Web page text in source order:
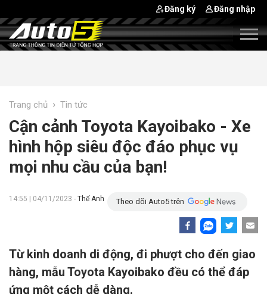
Đăng ký Đăng nhập
Trang chủ › Tin tức
Cận cảnh Toyota Kayoibako - Xe
hình hộp siêu độc đáo phục vụ
mọi nhu cầu của bạn!
14:55 | 04/11/2023 - Thế Anh Theo dõi Auto5 trên
Từ kinh doanh di động, đi phượt cho đến giao
hàng, mẫu Toyota Kayoibako đều có thể đáp
ứng một cách dễ dàng.